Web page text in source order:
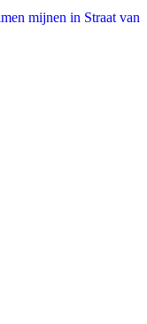
mijnen in Straat van